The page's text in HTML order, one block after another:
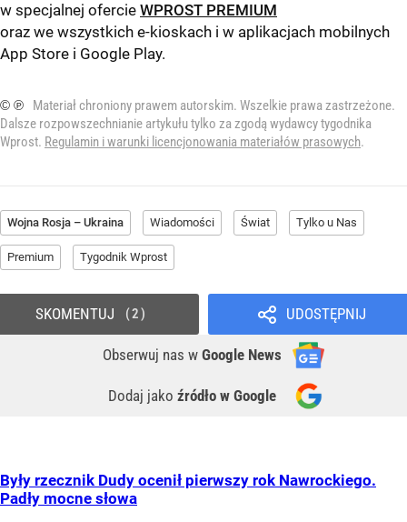
w specjalnej ofercie WPROST PREMIUM
oraz we wszystkich e-kioskach i w aplikacjach mobilnych
App Store i Google Play.
© ℗
Materiał chroniony prawem autorskim. Wszelkie prawa zastrzeżone.
Dalsze rozpowszechnianie artykułu tylko za zgodą wydawcy tygodnika
Wprost. Regulamin i warunki licencjonowania materiałów prasowych.
Wojna Rosja – Ukraina Wiadomości Świat Tylko u Nas
Premium Tygodnik Wprost
UDOSTĘPNIJ
Obserwuj nas w Google News
Dodaj jako źródło w Google
SKOMENTUJ 2
Były rzecznik Dudy ocenił pierwszy rok Nawrockiego.
Padły mocne słowa